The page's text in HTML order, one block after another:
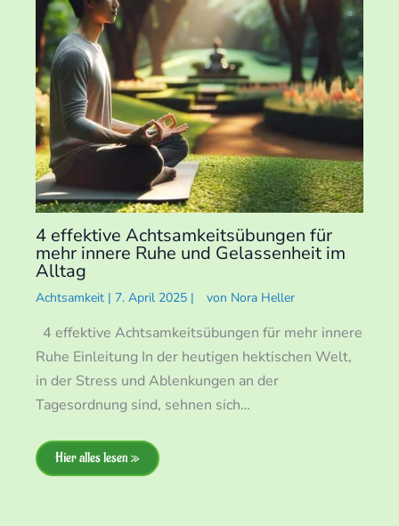
4 effektive Achtsamkeitsübungen für
mehr innere Ruhe und Gelassenheit im
Alltag
Achtsamkeit | 7. April 2025 | von Nora Heller
4 effektive Achtsamkeitsübungen für mehr innere
Ruhe Einleitung In der heutigen hektischen Welt,
in der Stress und Ablenkungen an der
Tagesordnung sind, sehnen sich…
Hier alles lesen »